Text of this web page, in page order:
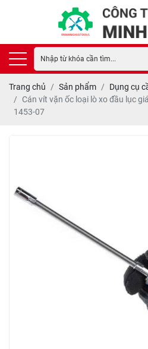
Trang chủ Sản phẩm
Dụng cụ
Cán vít vặn ốc loại lò xo đầu lục
1453-07